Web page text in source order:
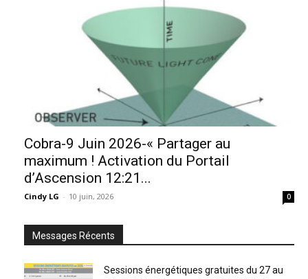
Cobra-9 Juin 2026-« Partager au
maximum ! Activation du Portail
d’Ascension 12:21...
Cindy LG - 10 juin, 2026 0
Messages Récents
Sessions énergétiques gratuites du 27 au